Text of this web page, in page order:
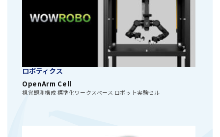
ロボティクス
OpenArm Cell
視覚観測構成 標準化ワークスペース ロボット実験セル